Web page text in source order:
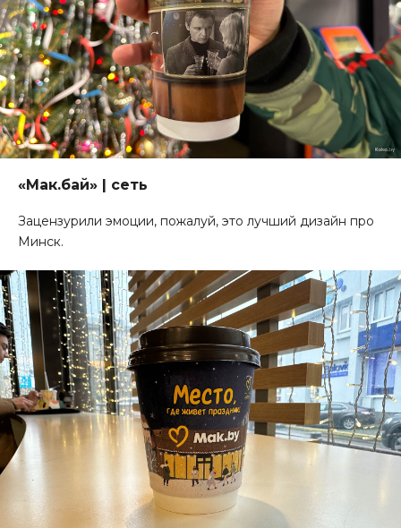
«Мак.бай» | сеть
Зацензурили эмоции, пожалуй, это лучший дизайн про
Минск.